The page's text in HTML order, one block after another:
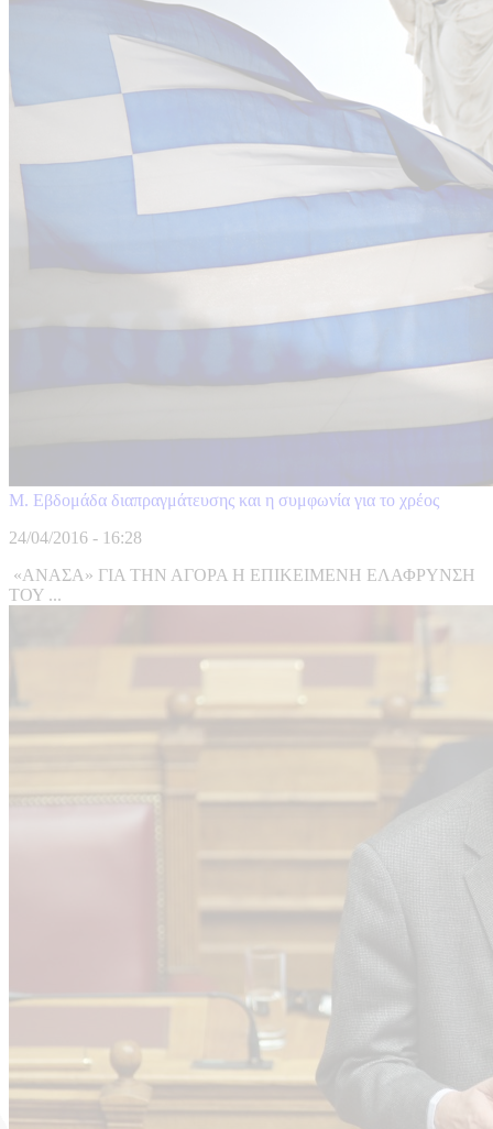
Μ. Εβδομάδα διαπραγμάτευσης και η συμφωνία για το χρέος
24/04/2016 - 16:28
«ΑΝΑΣΑ» ΓΙΑ ΤΗΝ ΑΓΟΡΑ Η ΕΠΙΚΕΙΜΕΝΗ ΕΛΑΦΡΥΝΣΗ
ΤΟΥ ...